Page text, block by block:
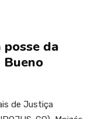
posse da
de Justiça